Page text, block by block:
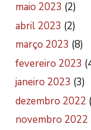
maio 2023 (2)
abril 2023 (2)
março 2023 (8)
fevereiro 2023
janeiro 2023 (3)
dezembro 2022
novembro 2022